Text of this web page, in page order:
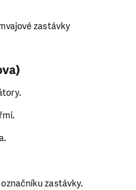
zastávky
zastávky.